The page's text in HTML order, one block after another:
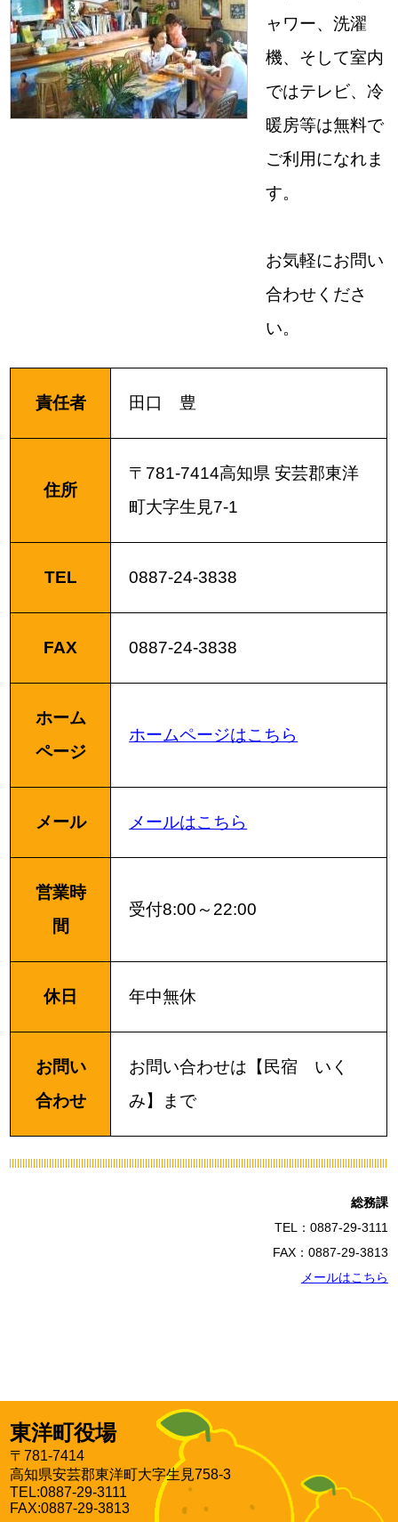
ャワー、洗濯
機、そして室内
ではテレビ、冷
暖房等は無料で
ご利用になれま
す。
お気軽にお問い
合わせくださ
い。
責任者 田口 豊
住所
〒781-7414高知県 安芸郡東洋
町大字生見7-1
TEL 0887-24-3838
FAX 0887-24-3838
ホーム
ページ
ホームページはこちら
メール メールはこちら
営業時
間
受付8:00～22:00
休日 年中無休
お問い
合わせ
お問い合わせは【民宿 いく
み】まで
総務課
TEL：0887-29-3111
FAX：0887-29-3813
メールはこちら
東洋町役場
〒781-7414
高知県安芸郡東洋町大字生見758-3
TEL:0887-29-3111
FAX:0887-29-3813